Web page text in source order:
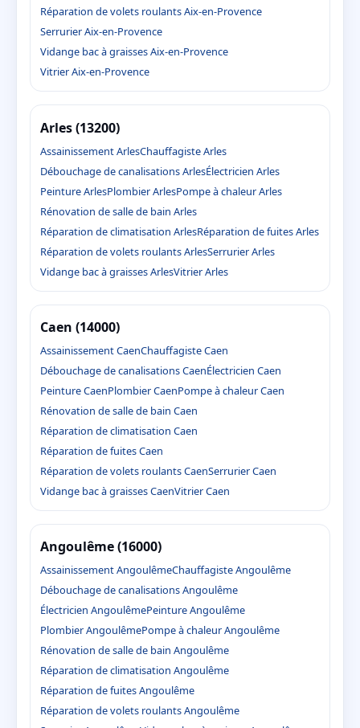
Réparation de volets roulants Aix-en-Provence
Serrurier Aix-en-Provence
Vidange bac à graisses Aix-en-Provence
Vitrier Aix-en-Provence
Arles (13200)
Assainissement ArlesChauffagiste Arles
Débouchage de canalisations ArlesÉlectricien Arles
Peinture ArlesPlombier ArlesPompe à chaleur Arles
Rénovation de salle de bain Arles
Réparation de climatisation ArlesRéparation de fuites Arles
Réparation de volets roulants ArlesSerrurier Arles
Vidange bac à graisses ArlesVitrier Arles
Caen (14000)
Assainissement CaenChauffagiste Caen
Débouchage de canalisations CaenÉlectricien Caen
Peinture CaenPlombier CaenPompe à chaleur Caen
Rénovation de salle de bain Caen
Réparation de climatisation Caen
Réparation de fuites Caen
Réparation de volets roulants CaenSerrurier Caen
Vidange bac à graisses CaenVitrier Caen
Angoulême (16000)
Assainissement AngoulêmeChauffagiste Angoulême
Débouchage de canalisations Angoulême
Électricien AngoulêmePeinture Angoulême
Plombier AngoulêmePompe à chaleur Angoulême
Rénovation de salle de bain Angoulême
Réparation de climatisation Angoulême
Réparation de fuites Angoulême
Réparation de volets roulants Angoulême